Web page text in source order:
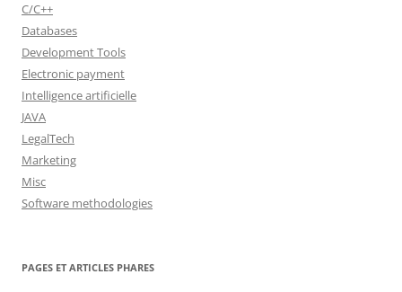
C/C++
Databases
Development Tools
Electronic payment
Intelligence artificielle
JAVA
LegalTech
Marketing
Misc
Software methodologies
PAGES ET ARTICLES PHARES